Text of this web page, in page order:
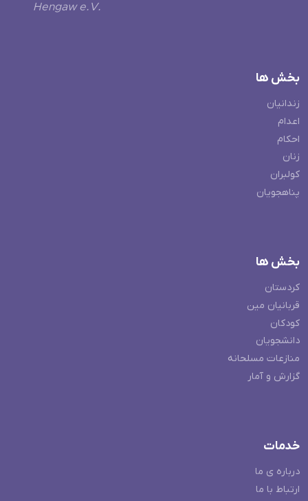
Hengaw e.V.
بخش ها
زندانیان
اعدام
احکام
زنان
کولبران
پناهجویان
بخش ها
کردستان
قربانیان مین
کودکان
دانشجویان
منازعات مسلحانه
گزارش و آمار
خدمات
درباره ی ما
ارتباط با ما